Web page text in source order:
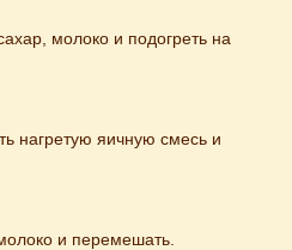
молоко и подогреть на
нагретую яичную смесь и
и перемешать.